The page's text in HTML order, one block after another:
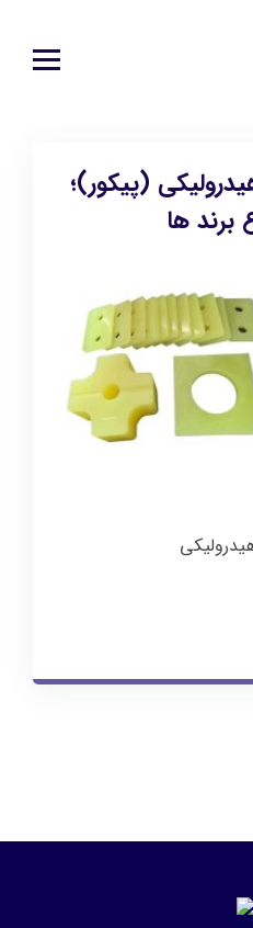
(پیکور)؛
برند ها